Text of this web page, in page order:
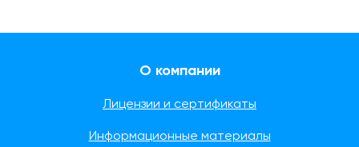
О компании
Лицензии и сертификаты
Информационные материалы